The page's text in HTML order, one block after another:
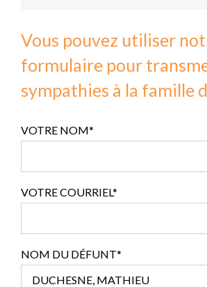
Vous pouvez utiliser
formulaire pour
sympathies à la famille
VOTRE NOM*
VOTRE COURRIEL*
NOM DU DÉFUNT*